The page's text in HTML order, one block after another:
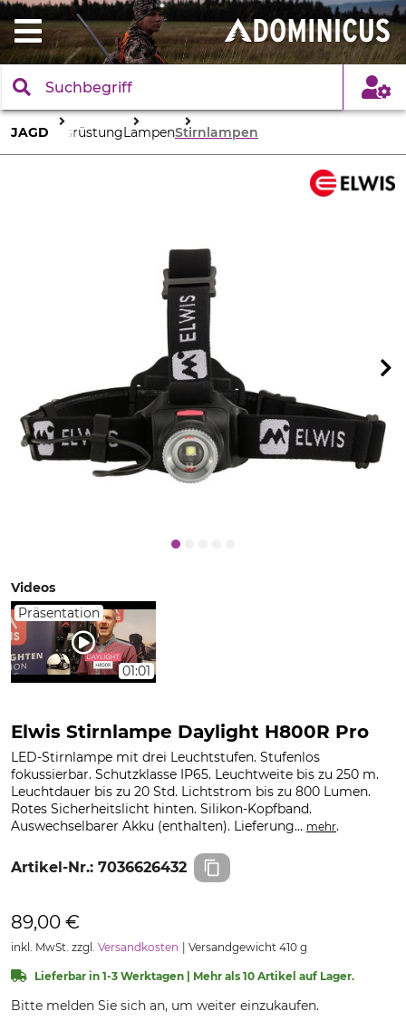
JAGD AusrüstungLampenStirnlampen
Videos
Präsentation
01:01
Elwis Stirnlampe Daylight H800R Pro
LED-Stirnlampe mit drei Leuchtstufen. Stufenlos
fokussierbar. Schutzklasse IP65. Leuchtweite bis zu 250 m.
Leuchtdauer bis zu 20 Std. Lichtstrom bis zu 800 Lumen.
Rotes Sicherheitslicht hinten. Silikon-Kopfband.
Auswechselbarer Akku (enthalten). Lieferung... mehr.
Artikel-Nr.: 7036626432
89,00 €
inkl. MwSt. zzgl. Versandkosten Versandgewicht 410 g
Lieferbar in 1-3 Werktagen | Mehr als 10 Artikel auf Lager.
Bitte melden Sie sich an, um weiter einzukaufen.